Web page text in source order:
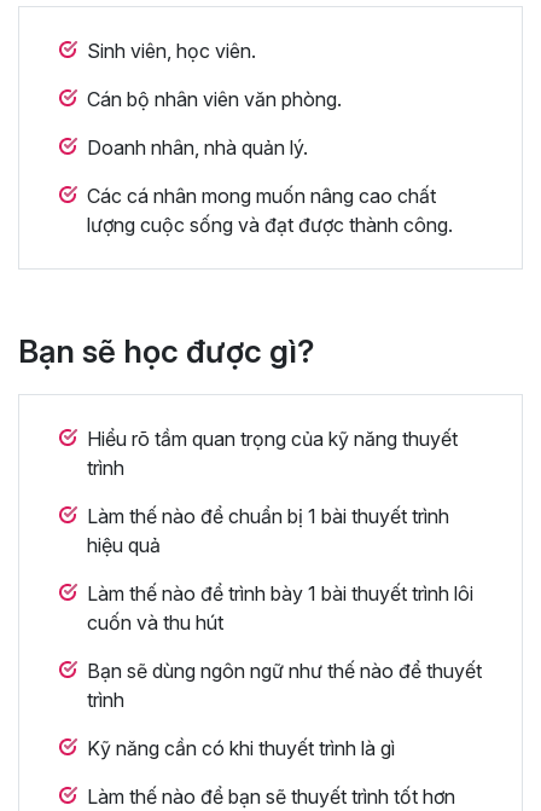
Sinh viên, học viên.
Cán bộ nhân viên văn phòng.
Doanh nhân, nhà quản lý.
Các cá nhân mong muốn nâng cao chất
lượng cuộc sống và đạt được thành công.
Bạn sẽ học được gì?
Hiểu rõ tầm quan trọng của kỹ năng thuyết
trình
Làm thế nào để chuẩn bị 1 bài thuyết trình
hiệu quả
Làm thế nào để trình bày 1 bài thuyết trình lôi
cuốn và thu hút
Bạn sẽ dùng ngôn ngữ như thế nào để thuyết
trình
Kỹ năng cần có khi thuyết trình là gì
Làm thế nào để bạn sẽ thuyết trình tốt hơn